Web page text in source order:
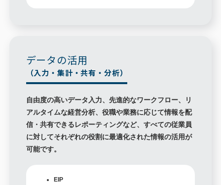
データの活用
（入力・集計・共有・分析）
自由度の高いデータ入力、先進的なワークフロー、リ
アルタイムな経営分析、役職や業務に応じて情報を配
信・共有できるレポーティングなど、すべての従業員
に対してそれぞれの役割に最適化された情報の活用が
可能です。
EIP